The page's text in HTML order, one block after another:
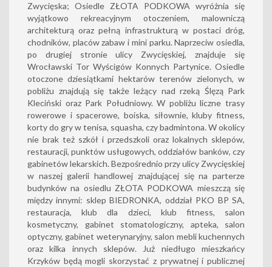
Zwycięska; Osiedle ZŁOTA PODKOWA wyróżnia się
wyjątkowo rekreacyjnym otoczeniem, malowniczą
architekturą oraz pełną infrastrukturą w postaci dróg,
chodników, placów zabaw i mini parku. Naprzeciw osiedla,
po drugiej stronie ulicy Zwycięskiej, znajduje się
Wrocławski Tor Wyścigów Konnych Partynice. Osiedle
otoczone dziesiątkami hektarów terenów zielonych, w
pobliżu znajdują się także leżący nad rzeką Ślęzą Park
Kleciński oraz Park Południowy. W pobliżu liczne trasy
rowerowe i spacerowe, boiska, siłownie, kluby fitness,
korty do gry w tenisa, squasha, czy badmintona. W okolicy
nie brak też szkół i przedszkoli oraz lokalnych sklepów,
restauracji, punktów usługowych, oddziałów banków, czy
gabinetów lekarskich. Bezpośrednio przy ulicy Zwycięskiej
w naszej galerii handlowej znajdującej się na parterze
budynków na osiedlu ZŁOTA PODKOWA mieszczą się
między innymi: sklep BIEDRONKA, oddział PKO BP SA,
restauracja, klub dla dzieci, klub fitness, salon
kosmetyczny, gabinet stomatologiczny, apteka, salon
optyczny, gabinet weterynaryjny, salon mebli kuchennych
oraz kilka innych sklepów. Już niedługo mieszkańcy
Krzyków będą mogli skorzystać z prywatnej i publicznej